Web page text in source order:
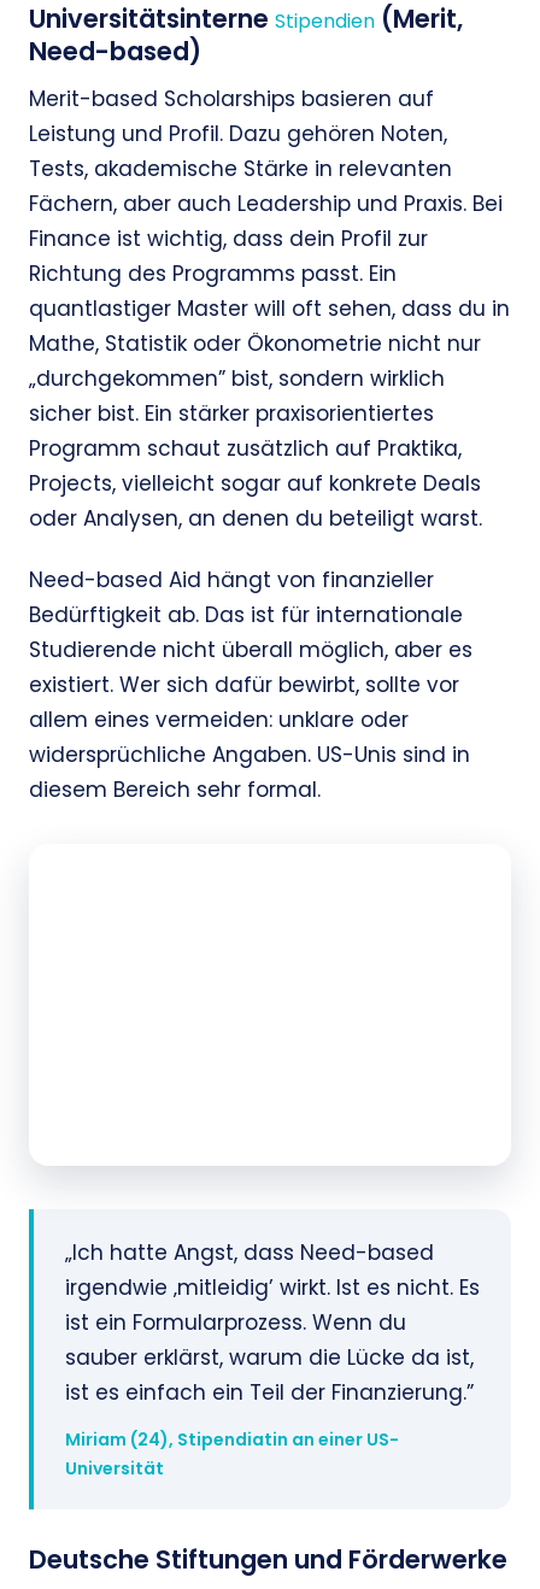
Universitätsinterne Stipendien (Merit,
Need-based)
Merit-based Scholarships basieren auf
Leistung und Profil. Dazu gehören Noten,
Tests, akademische Stärke in relevanten
Fächern, aber auch Leadership und Praxis. Bei
Finance ist wichtig, dass dein Profil zur
Richtung des Programms passt. Ein
quantlastiger Master will oft sehen, dass du in
Mathe, Statistik oder Ökonometrie nicht nur
„durchgekommen” bist, sondern wirklich
sicher bist. Ein stärker praxisorientiertes
Programm schaut zusätzlich auf Praktika,
Projects, vielleicht sogar auf konkrete Deals
oder Analysen, an denen du beteiligt warst.
Need-based Aid hängt von finanzieller
Bedürftigkeit ab. Das ist für internationale
Studierende nicht überall möglich, aber es
existiert. Wer sich dafür bewirbt, sollte vor
allem eines vermeiden: unklare oder
widersprüchliche Angaben. US-Unis sind in
diesem Bereich sehr formal.
„Ich hatte Angst, dass Need-based
irgendwie ‚mitleidig’ wirkt. Ist es nicht. Es
ist ein Formularprozess. Wenn du
sauber erklärst, warum die Lücke da ist,
ist es einfach ein Teil der Finanzierung.”
Miriam (24), Stipendiatin an einer US-
Universität
Deutsche Stiftungen und Förderwerke